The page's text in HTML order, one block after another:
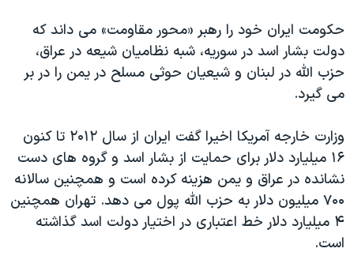
حکومت ایران خود را رهبر «محور مقاومت» می داند که
دولت بشار اسد در سوریه، شبه نظامیان شیعه در عراق،
حزب الله در لبنان و شیعیان حوثی مسلح در یمن را در بر
می گیرد.
وزارت خارجه آمریکا اخیرا گفت ایران از سال ۲۰۱۲ تا کنون
۱۶ میلیارد دلار برای حمایت از بشار اسد و گروه های دست
نشانده در عراق و یمن هزینه کرده است و همچنین سالانه
۷۰۰ میلیون دلار به حزب الله پول می دهد. تهران همچنین
۴ میلیارد دلار خط اعتباری در اختیار دولت اسد گذاشته
است.